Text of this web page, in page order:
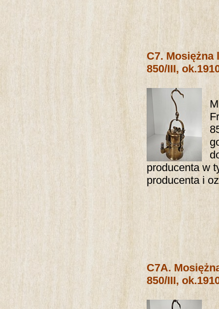
C7.Mosiężna
850/III,
producenta w
producenta i
C7A.
850/III,